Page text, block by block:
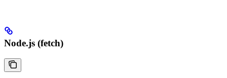
Node.js (fetch)